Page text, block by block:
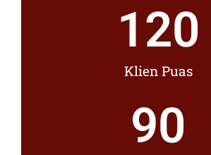
Klien Puas
120
90